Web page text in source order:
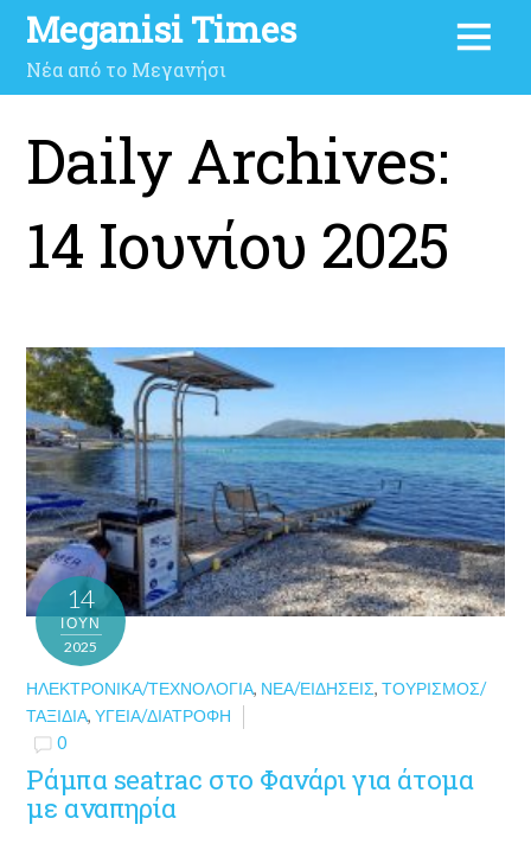
Meganisi Times
Νέα από το Μεγανήσι
Daily Archives:
14 Ιουνίου 2025
14
ΙΟΎΝ
2025
ΗΛΕΚΤΡΟΝΙΚΆ/ΤΕΧΝΟΛΟΓΊΑ, ΝΈΑ/ΕΙΔΉΣΕΙΣ,ΤΟΥΡΙΣΜΌΣ/
ΤΑΞΊΔΙΑ,ΥΓΕΊΑ/ΔΙΑΤΡΟΦΉ
0
Ράμπα seatrac στο Φανάρι για άτομα
με αναπηρία